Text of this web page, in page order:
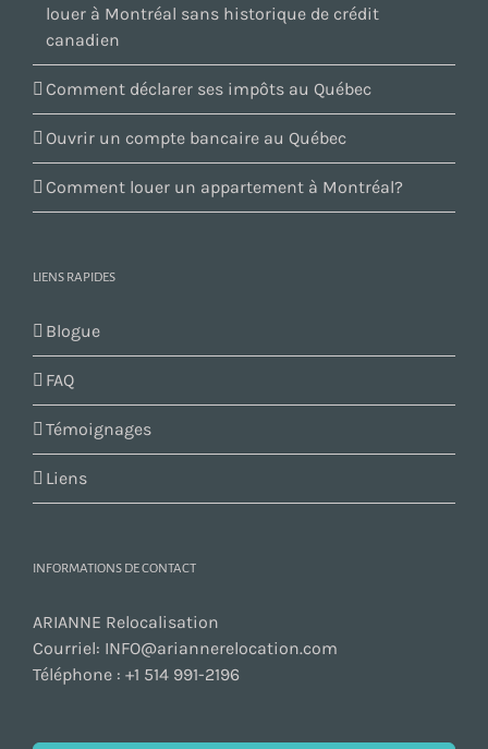
louer à Montréal sans historique de crédit
canadien
Comment déclarer ses impôts au Québec
Ouvrir un compte bancaire au Québec
Comment louer un appartement à Montréal?
LIENS RAPIDES
Blogue
FAQ
Témoignages
Liens
INFORMATIONS DE CONTACT
ARIANNE Relocalisation
Courriel: INFO@ariannerelocation.com
Téléphone : +1 514 991-2196